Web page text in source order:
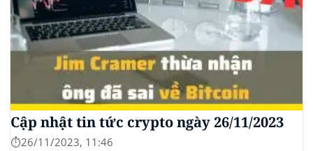
Cập nhật tin tức crypto ngày 26/11/2023
⏱️26/11/2023, 11:46